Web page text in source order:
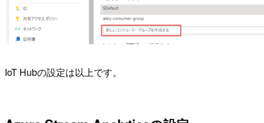
IoT Hubの設定は以上です。